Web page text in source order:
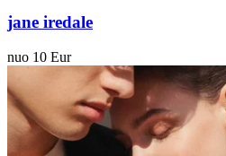
jane iredale
nuo 10 Eur